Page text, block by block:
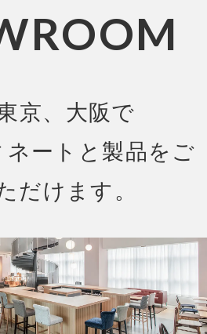
京、大阪で
ネートと製品をご
だけます。